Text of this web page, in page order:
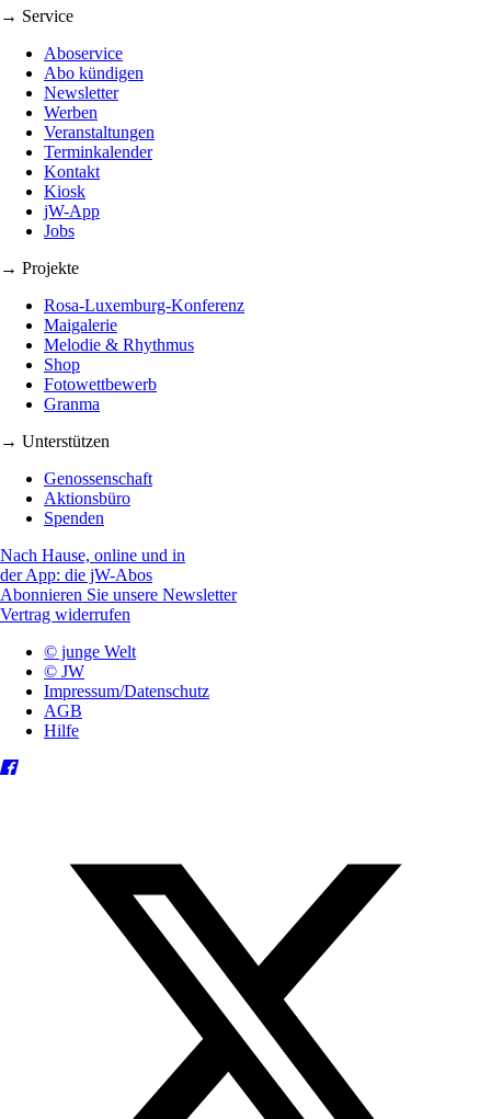
→ Service
Aboservice
Abo kündigen
Newsletter
Werben
Veranstaltungen
Terminkalender
Kontakt
Kiosk
jW-App
Jobs
→ Projekte
Rosa-Luxemburg-Konferenz
Maigalerie
Melodie & Rhythmus
Shop
Fotowettbewerb
Granma
→ Unterstützen
Genossenschaft
Aktionsbüro
Spenden
Nach Hause, online und in
der App: die jW-Abos
Abonnieren Sie unsere Newsletter
Vertrag widerrufen
© junge Welt
© JW
Impressum/Datenschutz
AGB
Hilfe